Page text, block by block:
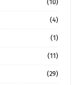
(10)
(4)
(1)
(11)
(29)